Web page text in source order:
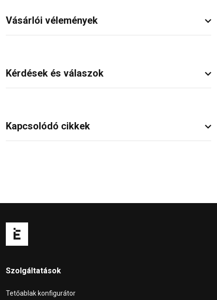
Vásárlói vélemények
Kérdések és válaszok
Kapcsolódó cikkek
Szolgáltatások
Tetőablak konfigurátor